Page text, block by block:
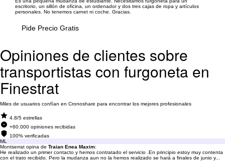
escritorio, un sillón de oficina, un ordenador y dos tres cajas de ropa y artículos
personales. No tenemos carnet ni coche. Gracias.
Pide Precio Gratis
Opiniones de clientes sobre
transportistas con furgoneta en
Finestrat
Miles de usuarios confían en Cronoshare para encontrar los mejores profesionales
4.8/5 estrellas
+60.000 opiniones recibidas
100% verificadas
ML
Montserrat opina de Traian Enea Maxim:
He realizado un primer contacto y hemos contratado el servicio .En principio estoy muy contenta
con el trato recibido. Pero la mudanza aun no la hemos realizado se hará a finales de junio y...